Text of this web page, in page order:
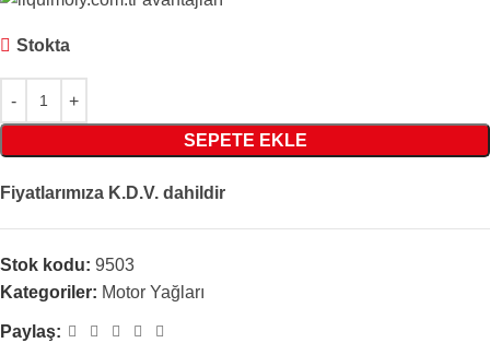
Stokta
SEPETE EKLE
Fiyatlarımıza K.D.V. dahildir
Stok kodu: 9503
Kategoriler: Motor Yağları
Paylaş: